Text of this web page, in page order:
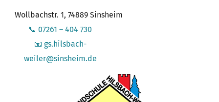
Wollbachstr. 1, 74889 Sinsheim
📞 07261 – 404 730
📧 gs.hilsbach-
weiler@sinsheim.de